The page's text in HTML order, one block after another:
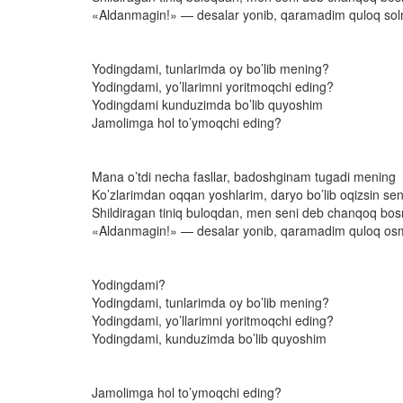
«Aldanmagin!» — desalar yonib, qaramadim quloq
Yodingdami, tunlarimda oy bo’lib mening?
Yodingdami, yo’llarimni yoritmoqchi eding?
Yodingdami kunduzimda bo’lib quyoshim
Jamolimga hol to’ymoqchi eding?
Mana o’tdi necha fasllar, badoshginam tugadi mening
Ko’zlarimdan oqqan yoshlarim, daryo bo’lib oqizsin
Shildiragan tiniq buloqdan, men seni deb chanqoq
«Aldanmagin!» — desalar yonib, qaramadim quloq
Yodingdami?
Yodingdami, tunlarimda oy bo’lib mening?
Yodingdami, yo’llarimni yoritmoqchi eding?
Yodingdami, kunduzimda bo’lib quyoshim
Jamolimga hol to’ymoqchi eding?